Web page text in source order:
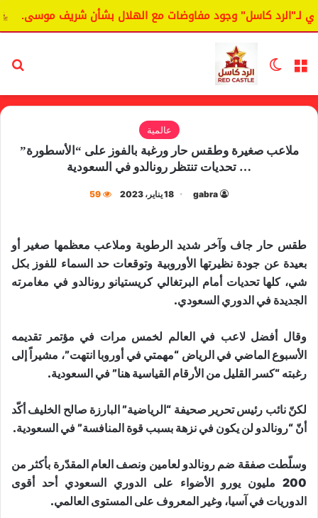
كاسل" وجود مفاوضات مع الهلال بشأن شريف موسى.
القائمة الوضع المظلم
عالمية
ملاعب صغيرة وطقس حار ورغبة بالفوز على “الأسطورة”
… تحديات تنتظر رونالدو في السعودية
gabra 18 يناير، 2023 59
طقس حار جاف وآخر شديد الرطوبة وملاعب معظمها صغير أو
بعيدة عن جودة نظيرتها الأوروبية وتوقعات حد السماء للفوز بكل
شي، كلها تحديات أمام البرتغالي ​كريستيانو رونالدو​ في مغامرته
الجديدة في ​الدوري السعودي​.
وقال أفضل لاعب في العالم لخمس مرات في مؤتمر تقديمه
الأسبوع الماضي في الرياض “مهمتي في أوروبا انتهت”، مشيراً إلى
رغبته “كسر القليل من الأرقام القياسية هنا” في السعودية.
لكنّ نائب رئيس تحرير صحيفة “الرياضية” البارزة صالح الخليف أكّد
أنّ “رونالدو لن يكون في نزهة بسبب قوة المنافسة” في السعودية.
وسلّطت صفقة ضم رونالدو لعامين ونصف العام المقدّرة بأكثر من
200 مليون يورو الأضواء على الدوري السعودي أحد أقوى
الدوريات في آسيا، وغير المعروف على المستوى العالمي.